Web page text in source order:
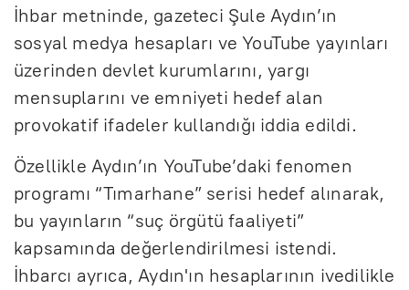
İhbar metninde, gazeteci Şule Aydın’ın
sosyal medya hesapları ve YouTube yayınları
üzerinden devlet kurumlarını, yargı
mensuplarını ve emniyeti hedef alan
provokatif ifadeler kullandığı iddia edildi.
Özellikle Aydın’ın YouTube’daki fenomen
programı “Tımarhane” serisi hedef alınarak,
bu yayınların “suç örgütü faaliyeti”
kapsamında değerlendirilmesi istendi.
İhbarcı ayrıca, Aydın'ın hesaplarının ivedilikle